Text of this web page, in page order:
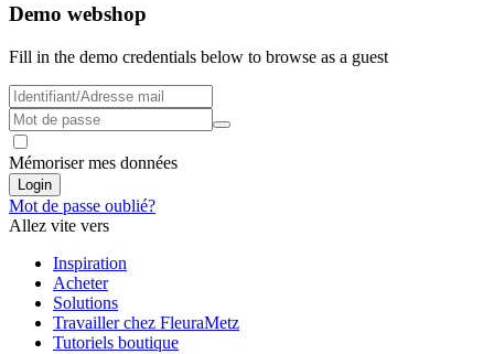
Demo webshop
Fill in the demo credentials below to browse as a guest
Mémoriser mes données
Login
Mot de passe oublié?
Allez vite vers
Inspiration
Acheter
Solutions
Travailler chez FleuraMetz
Tutoriels boutique